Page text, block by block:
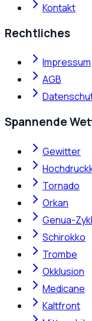
Kontakt
Rechtliches
Impressum
AGB
Spannende
Gewitter
Tornado
Orkan
Genua-
Schirokko
Trombe
Okklusion
Medicane
Kaltfront